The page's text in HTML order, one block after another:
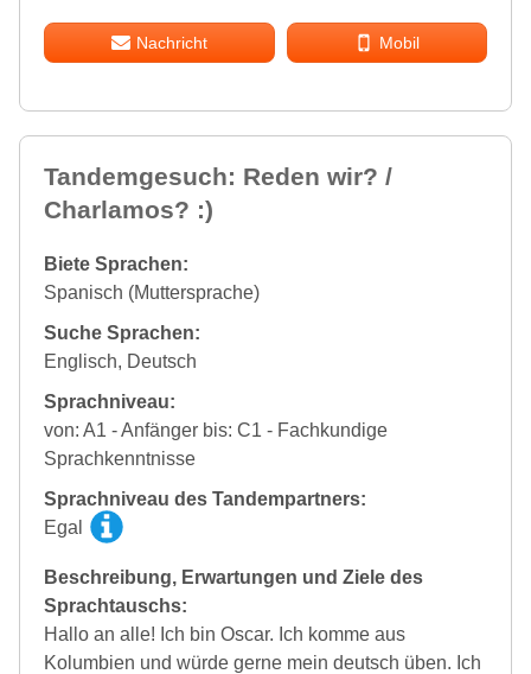
Nachricht Mobil
Tandemgesuch: Reden wir? /
Charlamos? :)
Biete Sprachen:
Spanisch (Muttersprache)
Suche Sprachen:
Englisch, Deutsch
Sprachniveau:
von: A1 - Anfänger bis: C1 - Fachkundige
Sprachkenntnisse
Sprachniveau des Tandempartners:
Egal
Beschreibung, Erwartungen und Ziele des
Sprachtauschs:
Hallo an alle! Ich bin Oscar. Ich komme aus
Kolumbien und würde gerne mein deutsch üben. Ich